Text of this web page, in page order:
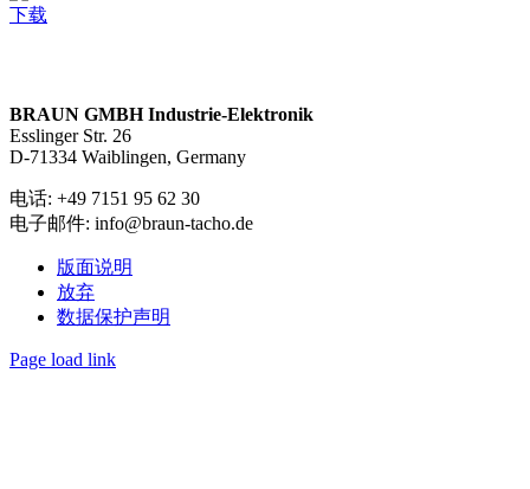
下载
BRAUN GMBH Industrie-Elektronik
Esslinger Str. 26
D-71334 Waiblingen, Germany
电话: +49 7151 95 62 30
电子邮件: info@braun-tacho.de
版面说明
放弃
数据保护声明
Page load link